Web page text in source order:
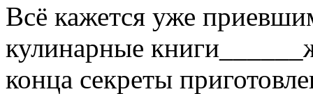
Всё кажется уже
кулинарные
конца секреты